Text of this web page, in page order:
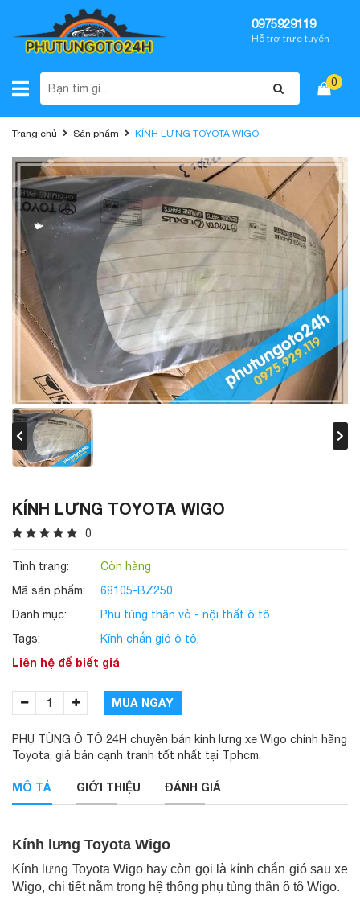
0975929119
Hỗ trợ trực tuyến
0
Trang chủ Sản phẩm KÍNH LƯNG TOYOTA WIGO
KÍNH LƯNG TOYOTA WIGO
0
Tình trạng:
Còn hàng
Mã sản phẩm:
68105-BZ250
Danh mục:
Phụ tùng thân vỏ - nội thất ô tô
Tags:
Kính chắn gió ô tô,
Liên hệ để biết giá
MUA NGAY
PHỤ TÙNG Ô TÔ 24H chuyên bán kính lưng xe Wigo chính hãng
Toyota, giá bán cạnh tranh tốt nhất tại Tphcm.
MÔ TẢ GIỚI THIỆU ĐÁNH GIÁ
Kính lưng Toyota Wigo
Kính lưng Toyota Wigo hay còn gọi là kính chắn gió sau xe
Wigo, chi tiết nằm trong hệ thống phụ tùng thân ô tô Wigo.